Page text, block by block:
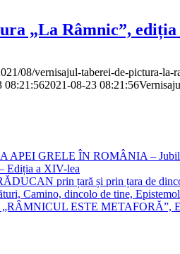
„La Râmnic”,
08/vernisajul-taberei-de-pictura-la-
08:21:562021-08-23 08:21:56
GRELE ÎN ROMÂNIA –
Ediția a XIV-lea
prin țară și prin țara de
Camino, dincolo de tine,
„RÂMNICUL ESTE METAFORĂ”,